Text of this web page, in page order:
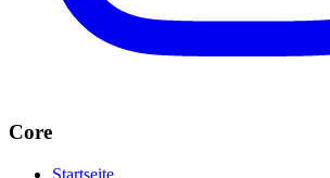
Core
Startseite